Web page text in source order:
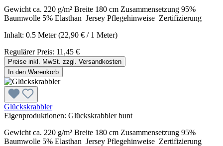
Gewicht ca. 220 g/m² Breite 180 cm Zusammensetzung 95%
Baumwolle 5% Elasthan Jersey Pflegehinweise Zertifizierung
Inhalt: 0.5 Meter(22,90 € / 1 Meter)
Regulärer Preis: 11,45 €
Preise inkl. MwSt. zzgl. Versandkosten
In den Warenkorb
Glückskrabbler
Eigenproduktionen: Glückskrabbler bunt
Gewicht ca. 220 g/m² Breite 180 cm Zusammensetzung 95%
Baumwolle 5% Elasthan Jersey Pflegehinweise Zertifizierung